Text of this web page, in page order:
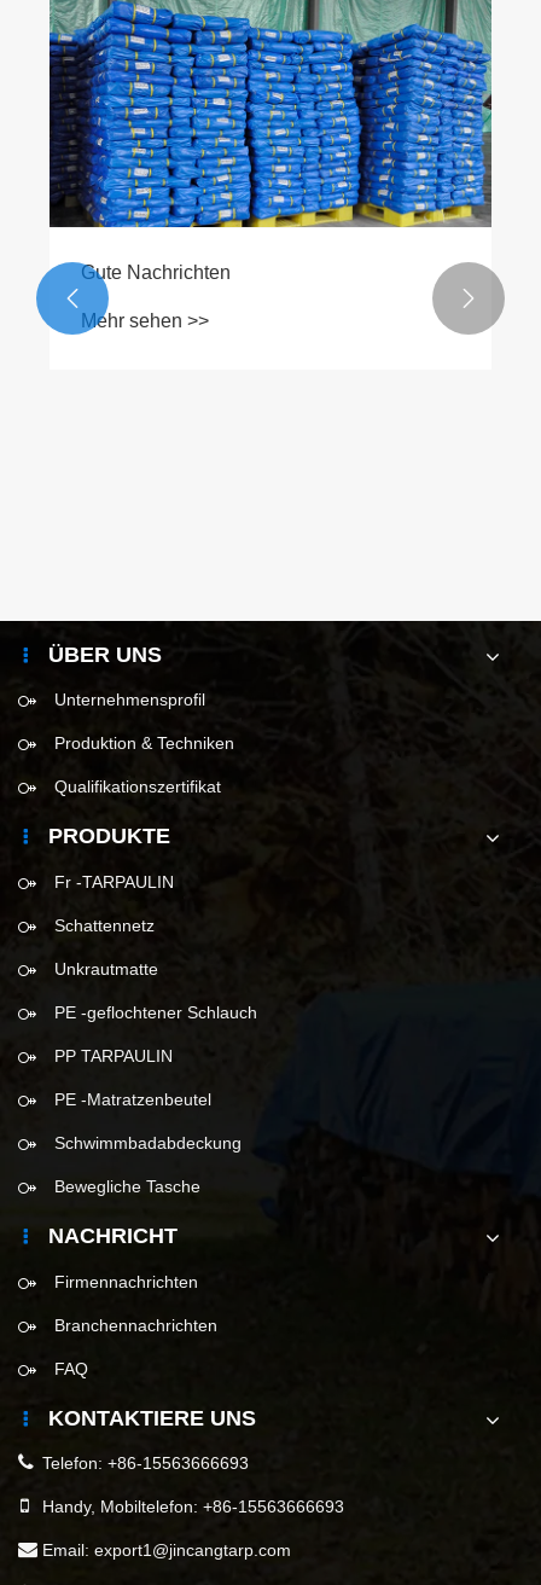
Gute Nachrichten
Mehr sehen >>
 
ÜBER UNS
Unternehmensprofil
Produktion & Techniken
Qualifikationszertifikat
PRODUKTE
Fr -TARPAULIN
Schattennetz
Unkrautmatte
PE -geflochtener Schlauch
PP TARPAULIN
PE -Matratzenbeutel
Schwimmbadabdeckung
Bewegliche Tasche
NACHRICHT
Firmennachrichten
Branchennachrichten
FAQ
KONTAKTIERE UNS
Telefon: +86-15563666693
Handy, Mobiltelefon: +86-15563666693
Email: export1@jincangtarp.com